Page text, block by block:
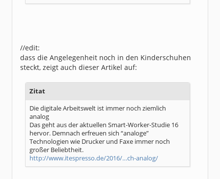
//edit:
dass die Angelegenheit noch in den Kinderschuhen
steckt, zeigt auch dieser Artikel auf:
Zitat
Die digitale Arbeitswelt ist immer noch ziemlich
analog
Das geht aus der aktuellen Smart-Worker-Studie 16
hervor. Demnach erfreuen sich “analoge”
Technologien wie Drucker und Faxe immer noch
großer Beliebtheit.
http://www.itespresso.de/2016/…ch-analog/